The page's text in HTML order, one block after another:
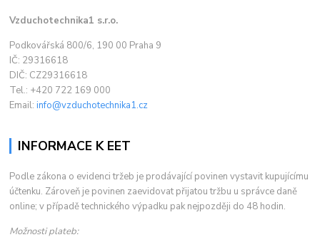
Vzduchotechnika1 s.r.o.
Podkovářská 800/6, 190 00 Praha 9
IČ: 29316618
DIČ: CZ29316618
Tel.: +420 722 169 000
Email:info@vzduchotechnika1.cz
INFORMACE K EET
Podle zákona o evidenci tržeb je prodávající povinen vystavit kupujícímu
účtenku. Zároveň je povinen zaevidovat přijatou tržbu u správce daně
online; v případě technického výpadku pak nejpozději do 48 hodin.
Možnosti plateb: